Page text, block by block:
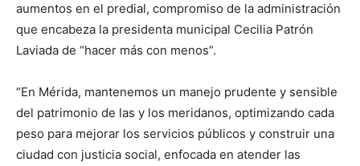
aumentos en el predial, compromiso de la administración
que encabeza la presidenta municipal Cecilia Patrón
Laviada de “hacer más con menos”.
“En Mérida, mantenemos un manejo prudente y sensible
del patrimonio de las y los meridanos, optimizando cada
peso para mejorar los servicios públicos y construir una
ciudad con justicia social, enfocada en atender las